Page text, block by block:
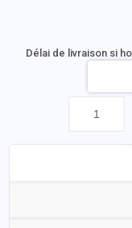
Délai de livraison si